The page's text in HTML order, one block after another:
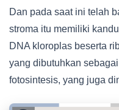
Dan pada saat ini telah
stroma itu memiliki
DNA kloroplas beserta
yang dibutuhkan
fotosintesis, yang juga